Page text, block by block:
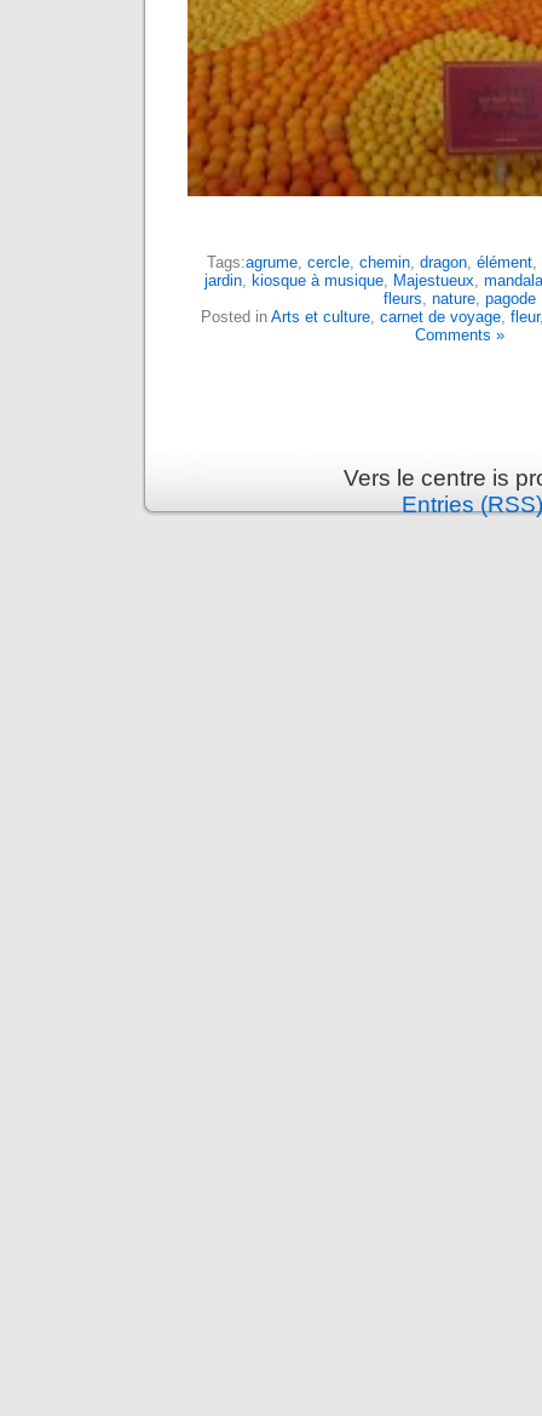
Tags:agrume, cercle, chemin, dragon, élément,
jardin, kiosque à musique, Majestueux
fleurs nature pagode
Posted in Arts et culture, carnet de voyage, fleur
Comments »
Vers le centre is
Entries (RSS)